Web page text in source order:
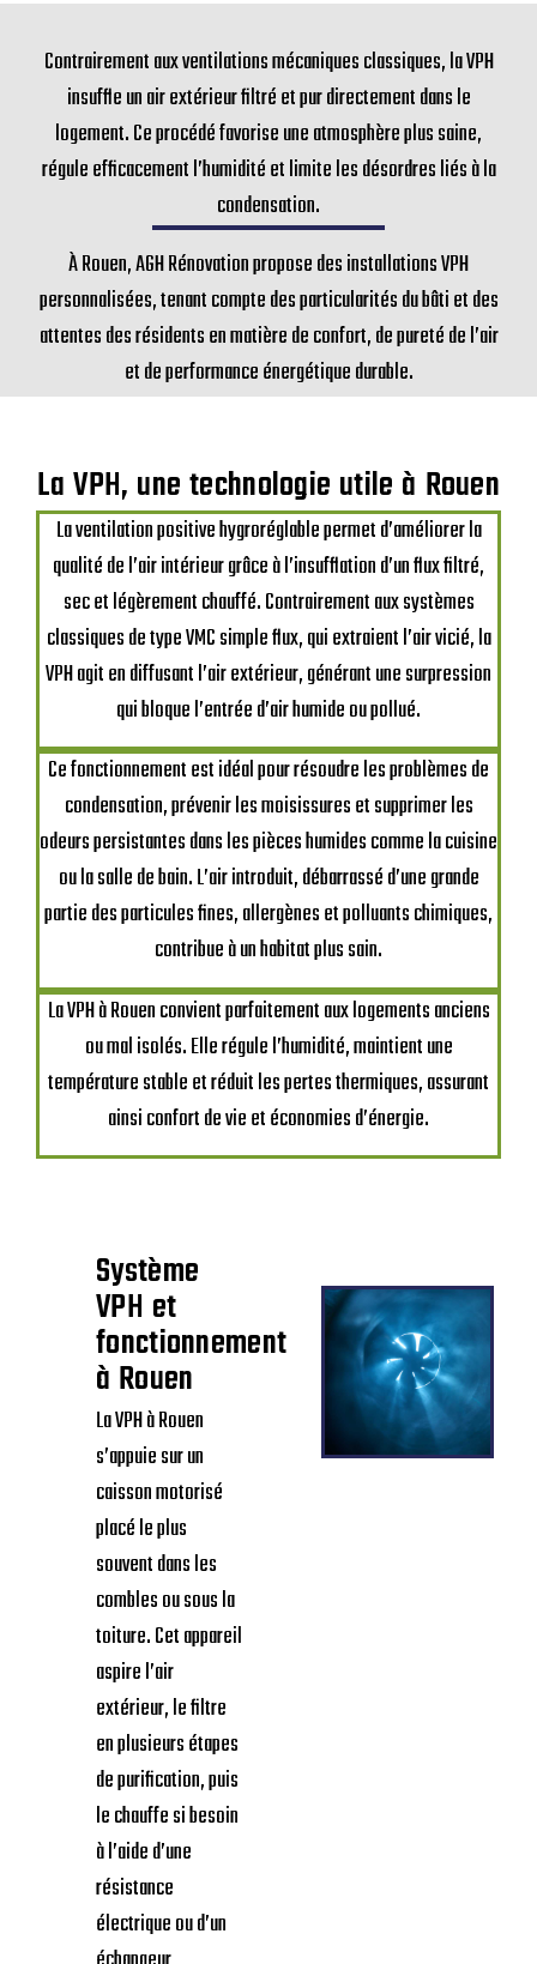
Contrairement aux ventilations mécaniques classiques, la VPH
insuffle un air extérieur filtré et pur directement dans le
logement. Ce procédé favorise une atmosphère plus saine,
régule efficacement l’humidité et limite les désordres liés à la
condensation.
À Rouen, AGH Rénovation propose des installations VPH
personnalisées, tenant compte des particularités du bâti et des
attentes des résidents en matière de confort, de pureté de l’air
et de performance énergétique durable.
La VPH, une technologie utile à Rouen
La ventilation positive hygroréglable permet d’améliorer la
qualité de l’air intérieur grâce à l’insufflation d’un flux filtré,
sec et légèrement chauffé. Contrairement aux systèmes
classiques de type VMC simple flux, qui extraient l’air vicié, la
VPH agit en diffusant l’air extérieur, générant une surpression
qui bloque l’entrée d’air humide ou pollué.
Ce fonctionnement est idéal pour résoudre les problèmes de
condensation, prévenir les moisissures et supprimer les
odeurs persistantes dans les pièces humides comme la cuisine
ou la salle de bain. L’air introduit, débarrassé d’une grande
partie des particules fines, allergènes et polluants chimiques,
contribue à un habitat plus sain.
La VPH à Rouen convient parfaitement aux logements anciens
ou mal isolés. Elle régule l’humidité, maintient une
température stable et réduit les pertes thermiques, assurant
ainsi confort de vie et économies d’énergie.
Système
VPH et
fonctionnement
à Rouen
La VPH à Rouen
s’appuie sur un
caisson motorisé
placé le plus
souvent dans les
combles ou sous la
toiture. Cet appareil
aspire l’air
extérieur, le filtre
en plusieurs étapes
de purification, puis
le chauffe si besoin
à l’aide d’une
résistance
électrique ou d’un